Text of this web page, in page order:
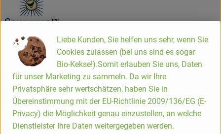
Sonnentor Kräuterhandelsges. mbH
A 3913 Sprögnitz
"Wir von Sonnentor glauben fest daran,dass in der Natur
die besten Rezepte für ein schönes und langes Leben
stecken.Dafür arbeiten wir und davon leben wir.Und wir
glauben,dass die biologische Landwirtschaft die einzige
Liebe Kunden, Sie helfen uns sehr, wenn Sie
Cookies zulassen (bei uns sind es sogar
Bio-Kekse!).Somit erlauben Sie uns, Daten
für unser Marketing zu sammeln. Da wir Ihre
Privatsphäre sehr wertschätzen, haben Sie in
Übereinstimmung mit der EU-Richtlinie 2009/136/EG (E-
Privacy) die Möglichkeit genau einzustellen, an welche
Dienstleister Ihre Daten weitergegeben werden.